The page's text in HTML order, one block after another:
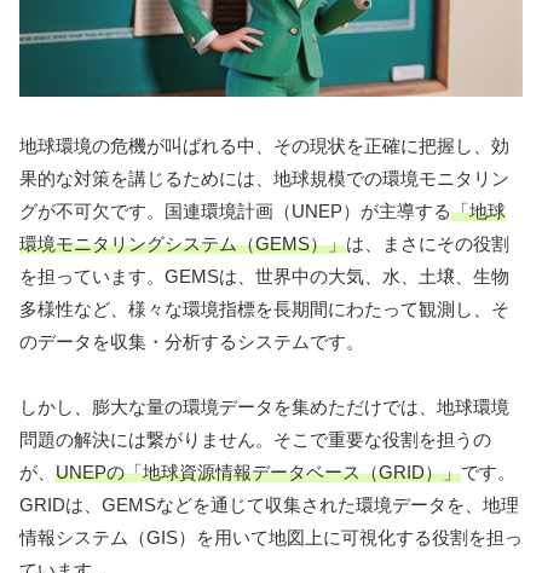
地球環境の危機が叫ばれる中、その現状を正確に把握し、効
果的な対策を講じるためには、地球規模での環境モニタリン
グが不可欠です。国連環境計画（UNEP）が主導する「地球
環境モニタリングシステム（GEMS）」は、まさにその役割
を担っています。GEMSは、世界中の大気、水、土壌、生物
多様性など、様々な環境指標を長期間にわたって観測し、そ
のデータを収集・分析するシステムです。
しかし、膨大な量の環境データを集めただけでは、地球環境
問題の解決には繋がりません。そこで重要な役割を担うの
が、 UNEPの「地球資源情報データベース（GRID）」です。
GRIDは、GEMSなどを通じて収集された環境データを、地理
情報システム（GIS）を用いて地図上に可視化する役割を担っ